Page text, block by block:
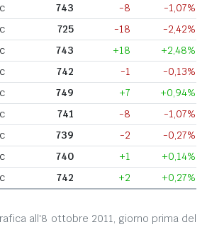
743 -8
-1,07%
725 -18
-2,42%
743 +18
+2,48%
742 -1
-0,13%
749 +7
+0,94%
741 -8
-1,07%
739 -2
-0,27%
740 +1
+0,14%
742 +2 +0,27%
all'8 ottobre 2011, giorno prima del